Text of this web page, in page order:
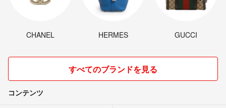
CHANEL HERMES GUCCI
すべてのブランドを見る
コンテンツ